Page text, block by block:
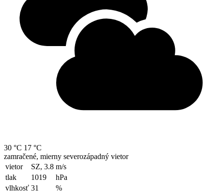
30 °C 17 °C
zamračené, mierny severozápadný vietor
vietor
SZ, 3.8 m/s
tlak
1019
hPa
vlhkosť 31
%